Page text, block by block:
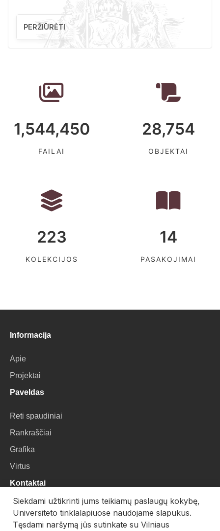
PERŽIŪRĖTI
1,544,450
FAILAI
28,754
OBJEKTAI
223
KOLEKCIJOS
14
PASAKOJIMAI
Informacija
Apie
Projektai
Paveldas
Reti spaudiniai
Rankraščiai
Grafika
Virtus
Kontaktai
VU Biblioteka
Universiteto g. 3, LT-01122, Vilnius
Siekdami užtikrinti jums teikiamų paslaugų kokybę,
Universiteto tinklalapiuose naudojame slapukus.
Tęsdami naršymą jūs sutinkate su Vilniaus